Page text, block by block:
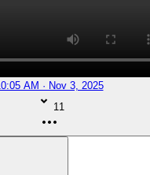
AM · Nov 3, 2025
11